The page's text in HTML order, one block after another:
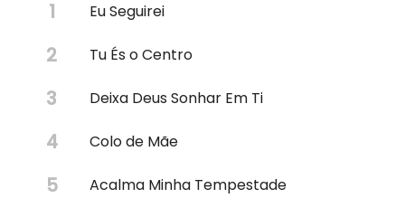
Eu Seguirei
Tu És o Centro
Deixa Deus Sonhar Em Ti
Colo de Mãe
Acalma Minha Tempestade